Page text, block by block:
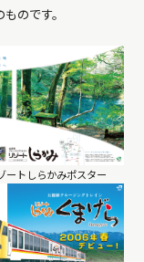
のです。
ートしらかみポスター